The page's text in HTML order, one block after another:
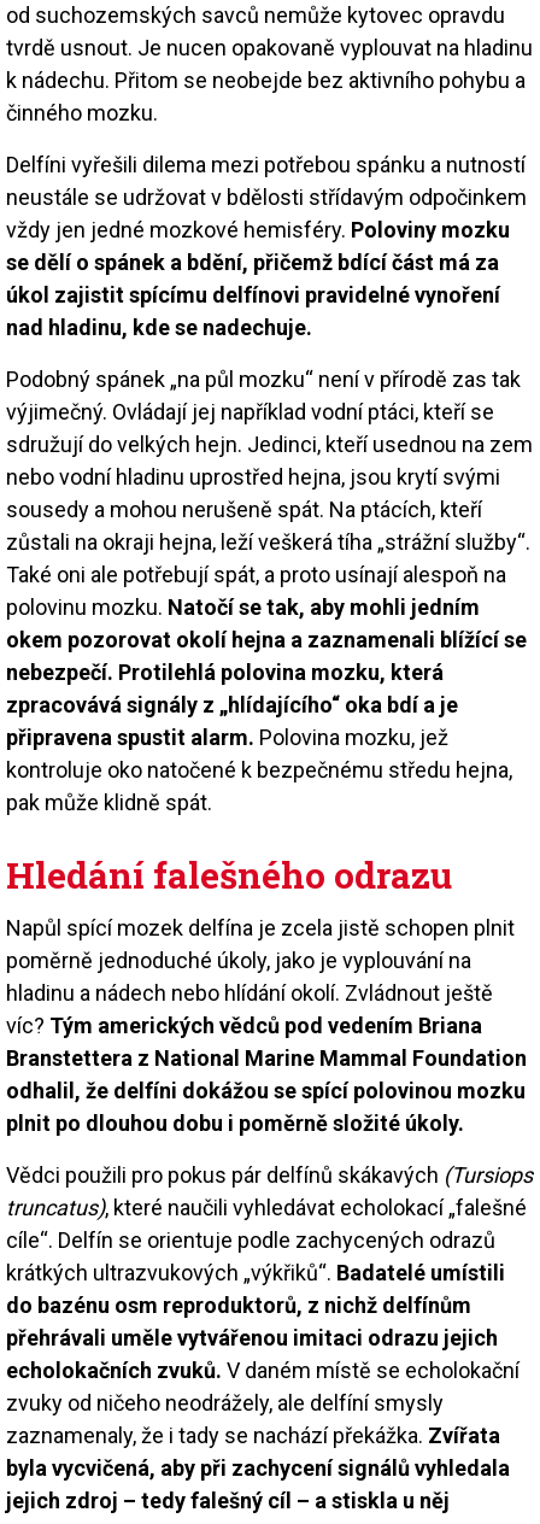
od suchozemských savců nemůže kytovec opravdu
tvrdě usnout. Je nucen opakovaně vyplouvat na hladinu
k nádechu. Přitom se neobejde bez aktivního pohybu a
činného mozku.
Delfíni vyřešili dilema mezi potřebou spánku a nutností
neustále se udržovat v bdělosti střídavým odpočinkem
vždy jen jedné mozkové hemisféry. Poloviny mozku
se dělí o spánek a bdění, přičemž bdící část má za
úkol zajistit spícímu delfínovi pravidelné vynoření
nad hladinu, kde se nadechuje.
Podobný spánek „na půl mozku“ není v přírodě zas tak
výjimečný. Ovládají jej například vodní ptáci, kteří se
sdružují do velkých hejn. Jedinci, kteří usednou na zem
nebo vodní hladinu uprostřed hejna, jsou krytí svými
sousedy a mohou nerušeně spát. Na ptácích, kteří
zůstali na okraji hejna, leží veškerá tíha „strážní služby“.
Také oni ale potřebují spát, a proto usínají alespoň na
polovinu mozku. Natočí se tak, aby mohli jedním
okem pozorovat okolí hejna a zaznamenali blížící se
nebezpečí. Protilehlá polovina mozku, která
zpracovává signály z „hlídajícího“ oka bdí a je
připravena spustit alarm. Polovina mozku, jež
kontroluje oko natočené k bezpečnému středu hejna,
pak může klidně spát.
Hledání falešného odrazu
Napůl spící mozek delfína je zcela jistě schopen plnit
poměrně jednoduché úkoly, jako je vyplouvání na
hladinu a nádech nebo hlídání okolí. Zvládnout ještě
víc? Tým amerických vědců pod vedením Briana
Branstettera z National Marine Mammal Foundation
odhalil, že delfíni dokážou se spící polovinou mozku
plnit po dlouhou dobu i poměrně složité úkoly.
Vědci použili pro pokus pár delfínů skákavých (Tursiops
truncatus), které naučili vyhledávat echolokací „falešné
cíle“. Delfín se orientuje podle zachycených odrazů
krátkých ultrazvukových „výkřiků“. Badatelé umístili
do bazénu osm reproduktorů, z nichž delfínům
přehrávali uměle vytvářenou imitaci odrazu jejich
echolokačních zvuků. V daném místě se echolokační
zvuky od ničeho neodrážely, ale delfíní smysly
zaznamenaly, že i tady se nachází překážka. Zvířata
byla vycvičená, aby při zachycení signálů vyhledala
jejich zdroj – tedy falešný cíl – a stiskla u něj